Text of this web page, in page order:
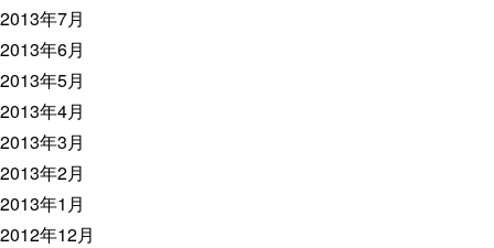
2013年7月
2013年6月
2013年5月
2013年4月
2013年3月
2013年2月
2013年1月
2012年12月